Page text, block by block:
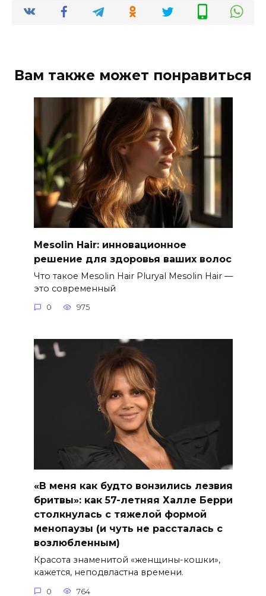
Вам также может понравиться
Mesolin Hair: инновационное
решение для здоровья ваших волос
Что такое Mesolin Hair Pluryal Mesolin Hair —
это современный
0 975
«В меня как будто вонзились лезвия
бритвы»: как 57-летняя Халле Берри
столкнулась с тяжелой формой
менопаузы (и чуть не рассталась с
возлюбленным)
Красота знаменитой «женщины-кошки»,
кажется, неподвластна времени.
0 764